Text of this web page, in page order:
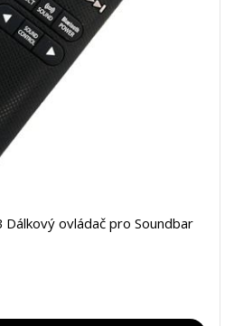
ovládač pro Soundbar